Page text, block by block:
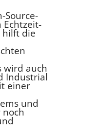
Source-
Echtzeit-
hilft die
wird auch
Industrial
einer
und